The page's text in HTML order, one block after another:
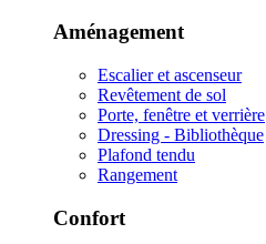
Aménagement
Escalier et ascenseur
Revêtement de sol
Porte, fenêtre et verrière
Dressing - Bibliothèque
Plafond tendu
Rangement
Confort